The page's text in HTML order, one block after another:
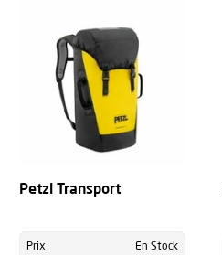
Petzl Transport
Prix En Stock